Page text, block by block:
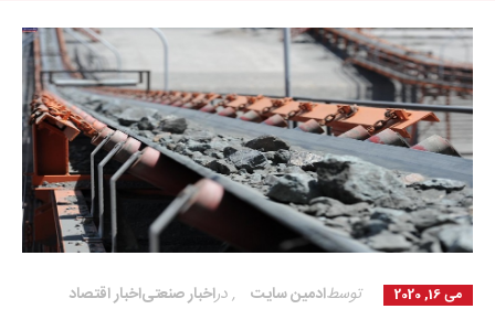
می 16, 2020 ادمین سایتتوسط اخبار اقتصاد , اخبار صنعتیدر